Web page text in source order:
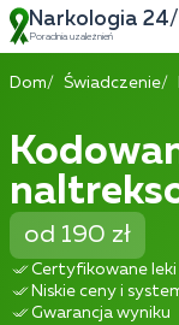
Narkologia
Poradnia uzależnień
Dom Świadczenie
od 190 zł
Certyfikowane leki
Niskie ceny i
Gwarancja wyniku